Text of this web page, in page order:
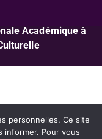
Académique à
personnelles. Ce site
informer. Pour vous